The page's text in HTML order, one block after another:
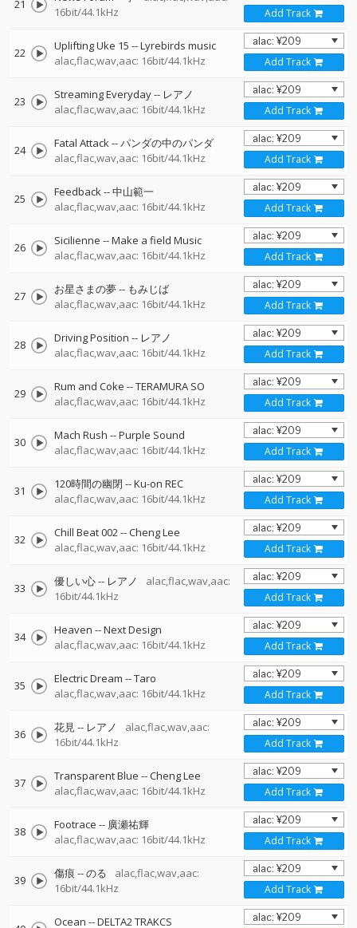
21
16bit/44.1kHz
Add Track
22 Uplifting Uke 15 --Lyrebirds music
alac,flac,wav,aac: 16bit/44.1kHz
Add Track
23 Streaming Everyday-- レアノ
alac,flac,wav,aac: 16bit/44.1kHz
Add Track
24 Fatal Attack--パンダの中のパンダ
alac,flac,wav,aac: 16bit/44.1kHz
Add Track
25 Feedback--中山範一
alac,flac,wav,aac: 16bit/44.1kHz
Add Track
26 Sicilienne --Make a field Music
alac,flac,wav,aac: 16bit/44.1kHz
Add Track
27 お星さまの夢-- もみじば
alac,flac,wav,aac: 16bit/44.1kHz
Add Track
28 Driving Position -- レアノ
alac,flac,wav,aac: 16bit/44.1kHz
Add Track
29 Rum and Coke --TERAMURA SO
alac,flac,wav,aac: 16bit/44.1kHz
Add Track
30 Mach Rush --Purple Sound
alac,flac,wav,aac: 16bit/44.1kHz
Add Track
31 120時間の幽閉 --Ku-on REC
alac,flac,wav,aac: 16bit/44.1kHz
Add Track
32 Chill Beat 002--Cheng Lee
alac,flac,wav,aac: 16bit/44.1kHz
Add Track
33 優しい心-- レアノ
alac,flac,wav,aac:
16bit/44.1kHz
Add Track
34 Heaven --Next Design
alac,flac,wav,aac: 16bit/44.1kHz
Add Track
35 Electric Dream --Taro
alac,flac,wav,aac: 16bit/44.1kHz
Add Track
36 花見-- レアノ
alac,flac,wav,aac:
16bit/44.1kHz
Add Track
37 Transparent Blue --Cheng Lee
alac,flac,wav,aac: 16bit/44.1kHz
Add Track
38 Footrace -- 廣瀬祐輝
alac,flac,wav,aac: 16bit/44.1kHz
Add Track
39 傷痕 --のる
alac,flac,wav,aac:
16bit/44.1kHz
Add Track
Ocean --DELTA2 TRAKCS